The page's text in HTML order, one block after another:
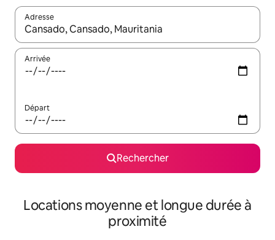
Adresse
Lorsque les résultats s'affichent, utilisez les flèches vers le
Arrivée
Départ
Rechercher
Locations moyenne et longue durée à
proximité